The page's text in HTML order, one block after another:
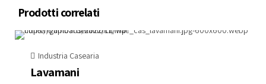
Prodotti correlati
Industria Casearia
Lavamani